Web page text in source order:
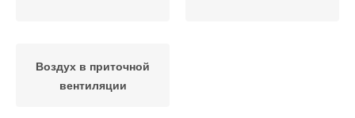
Воздух в приточной
вентиляции